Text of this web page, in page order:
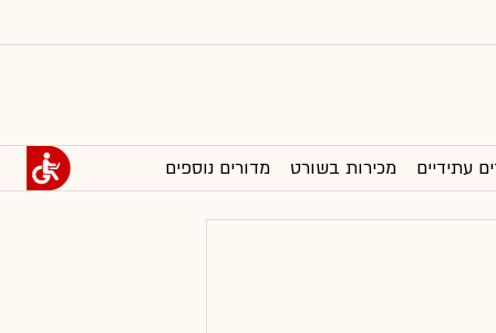
עתידיים מכירות בשורט מדורים נוספים